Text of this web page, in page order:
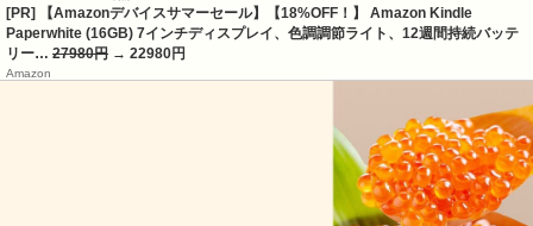
[PR] 【Amazonデバイスサマーセール】【18%OFF！】 Amazon Kindle
Paperwhite (16GB) 7インチディスプレイ、色調調節ライト、12週間持続バッテ
リー… 27980円 → 22980円
Amazon